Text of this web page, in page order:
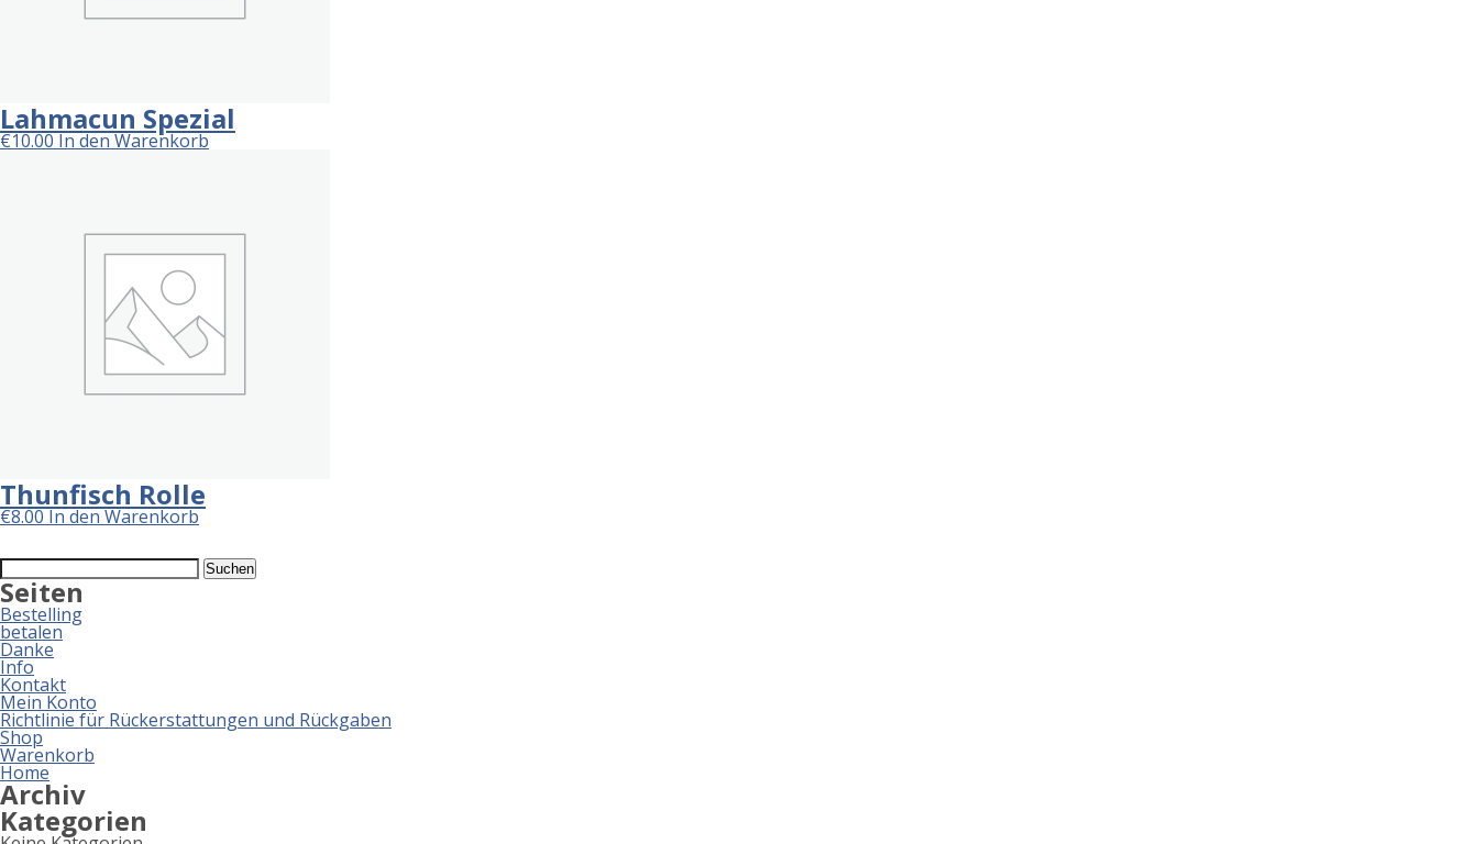
Lahmacun Spezial
€10.00In den Warenkorb
Thunfisch Rolle
€8.00In den Warenkorb
Suchen
nach:
Seiten
Bestelling
betalen
Danke
Info
Kontakt
Mein Konto
Richtlinie für Rückerstattungen und Rückgaben
Shop
Warenkorb
Home
Archiv
Kategorien